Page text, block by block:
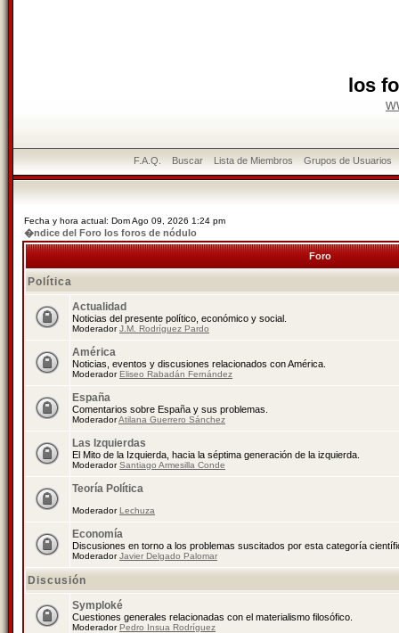
los
F.A.Q. Buscar Lista de Miembros Grupos de Usuarios
Fecha y hora actual: Dom Ago 09, 2026 1:24 pm
�ndice del Foro los foros de nódulo
Foro
Política
Actualidad
Noticias del presente político, económico y social.
ModeradorJ.M. Rodríguez Pardo
América
Noticias, eventos y discusiones relacionados con América.
ModeradorEliseo Rabadán Fernández
España
Comentarios sobre España y sus problemas.
ModeradorAtilana Guerrero Sánchez
Las Izquierdas
El Mito de la Izquierda, hacia la séptima generación de la izquierda.
ModeradorSantiago Armesilla Conde
Teoría Política
ModeradorLechuza
Economía
Discusiones en torno a los problemas suscitados por esta categoría
ModeradorJavier Delgado Palomar
Discusión
Symploké
Cuestiones generales relacionadas con el materialismo filosófico.
ModeradorPedro Insua Rodríguez